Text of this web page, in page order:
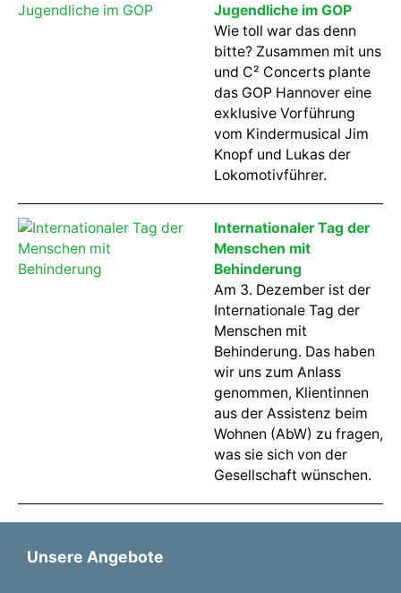
Jugendliche im GOP
Wie toll war das denn
bitte? Zusammen mit uns
und C² Concerts plante
das GOP Hannover eine
exklusive Vorführung
vom Kindermusical Jim
Knopf und Lukas der
Lokomotivführer.
Internationaler Tag der
Menschen mit
Behinderung
Am 3. Dezember ist der
Internationale Tag der
Menschen mit
Behinderung. Das haben
wir uns zum Anlass
genommen, Klientinnen
aus der Assistenz beim
Wohnen (AbW) zu fragen,
was sie sich von der
Gesellschaft wünschen.
Unsere Angebote